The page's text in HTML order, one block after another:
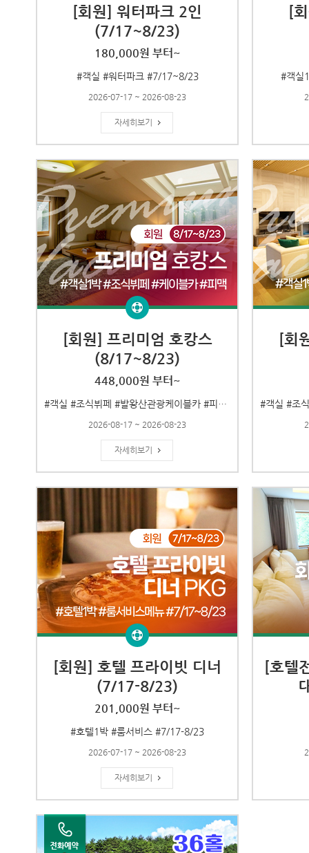
[회원] 워터파크 2인
(7/17~8/23)
180,000원 부터~
#객실 #워터파크 #7/17~8/23
2026-07-17 ~ 2026-08-23
자세히보기
[
#객실
[회원] 프리미엄 호캉스
(8/17~8/23)
448,000원 부터~
#객실 #조식뷔페 #발왕산관광케이블카 #피자&맥주 #8/17~8/23
2026-08-17 ~ 2026-08-23
자세히보기
[회
[회원] 호텔 프라이빗 디너
(7/17-8/23)
201,000원 부터~
#호텔1박 #룸서비스 #7/17-8/23
2026-07-17 ~ 2026-08-23
자세히보기
[호텔